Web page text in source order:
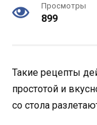
Просмотры
899
Такие рецепты
простотой и
со стола